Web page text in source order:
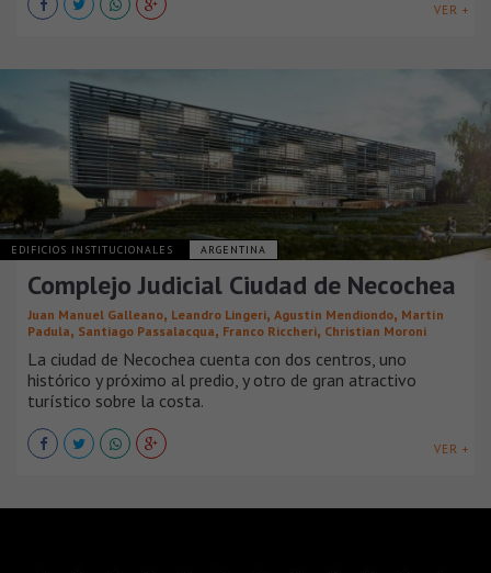
VER +
EDIFICIOS INSTITUCIONALES ARGENTINA
Complejo Judicial Ciudad de Necochea
Juan Manuel Galleano, Leandro Lingeri, Agustín Mendiondo, Martín
Padula, Santiago Passalacqua, Franco Riccheri, Christian Moroni
La ciudad de Necochea cuenta con dos centros, uno
histórico y próximo al predio, y otro de gran atractivo
turístico sobre la costa.
VER +